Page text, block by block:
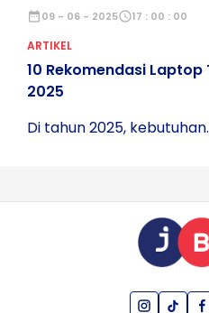
date_range09 - 06 - 2025schedule17 : 00 : 00
ARTIKEL
10 Rekomendasi
2025
Di tahun 2025,